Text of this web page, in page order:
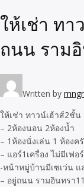
ให้เช่า ทา
ถนน ราม
Written by
ให้เช่า ทาวน์เฮ้าส์2ชั้น
– 2ห้องนอน 2ห้องน้ำ
– 1ห้องนั่งเล่น 1 ห้องค
– แอร์1เครื่อง ไม่มีเฟอ
-หน้าหมู่บ้านมีเซเว่น
– อยู่ถนน รามอินทรา